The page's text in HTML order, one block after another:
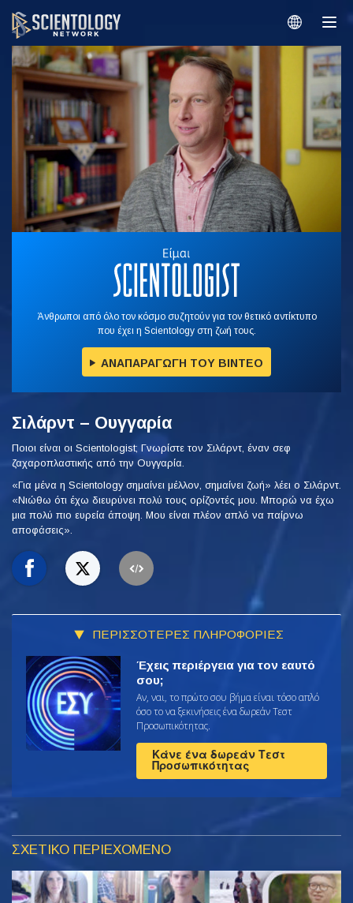
Άνθρωποι από όλο τον κόσμο συζητούν για τον θετικό αντίκτυπο
που έχει η Scientology στη ζωή τους.
ΑΝΑΠΑΡΑΓΩΓΗ ΤΟΥ ΒΙΝΤΕΟ
Σιλάρντ – Ουγγαρία
Ποιοι είναι οι Scientologist; Γνωρίστε τον Σιλάρντ, έναν σεφ
ζαχαροπλαστικής από την Ουγγαρία.
«Για μένα η Scientology σημαίνει μέλλον, σημαίνει ζωή» λέει ο Σιλάρντ.
«Νιώθω ότι έχω διευρύνει πολύ τους ορίζοντές μου. Μπορώ να έχω
μια πολύ πιο ευρεία άποψη. Μου είναι πλέον απλό να παίρνω
αποφάσεις».
ΠΕΡΙΣΣΟΤΕΡΕΣ ΠΛΗΡΟΦΟΡΙΕΣ
Έχεις περιέργεια για τον εαυτό
σου;
Αν, ναι, το πρώτο σου βήμα είναι τόσο απλό
όσο το να ξεκινήσεις ένα δωρεάν Τεστ
Προσωπικότητας.
Κάνε ένα δωρεάν Τεστ
Προσωπικότητας
ΣΧΕΤΙΚΟ ΠΕΡΙΕΧΟΜΕΝΟ